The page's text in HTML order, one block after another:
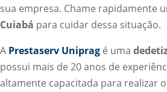
sua empresa. Chame rapidamente
Cuiabá para cuidar dessa situação.
A Prestaserv Uniprag é uma
possui mais de 20 anos de
altamente capacitada para realizar